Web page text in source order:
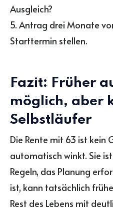
Ausgleich?
5. Antrag drei Monate
Starttermin stellen.
Fazit: Früher
möglich, aber
Selbstläufer
Die Rente mit 63 ist kein
automatisch winkt. Sie
Regeln, das Planung
ist, kann tatsächlich
Rest des Lebens mit